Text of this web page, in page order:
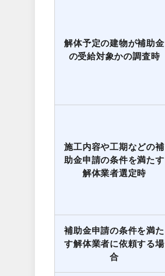
解体予定の建物が補助金
の受給対象かの調査時
施工内容や工期などの補
助金申請の条件を満たす
解体業者選定時
補助金申請の条件を満た
す解体業者に依頼する場
合